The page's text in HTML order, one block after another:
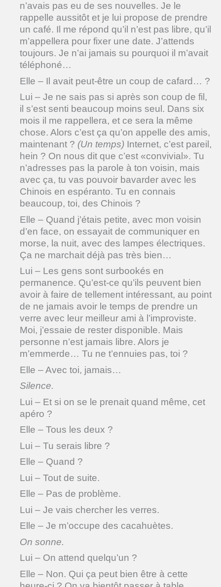
n’avais pas eu de ses nouvelles. Je le
rappelle aussitôt et je lui propose de prendre
un café. Il me répond qu’il n’est pas libre, qu’il
m’appellera pour fixer une date. J’attends
toujours. Je n’ai jamais su pourquoi il m’avait
téléphoné…
Elle – Il avait peut-être un coup de cafard… ?
Lui – Je ne sais pas si après son coup de fil,
il s’est senti beaucoup moins seul. Dans six
mois il me rappellera, et ce sera la même
chose. Alors c’est ça qu’on appelle des amis,
maintenant ? (Un temps) Internet, c’est pareil,
hein ? On nous dit que c’est «convivial». Tu
n’adresses pas la parole à ton voisin, mais
avec ça, tu vas pouvoir bavarder avec les
Chinois en espéranto. Tu en connais
beaucoup, toi, des Chinois ?
Elle – Quand j’étais petite, avec mon voisin
d’en face, on essayait de communiquer en
morse, la nuit, avec des lampes électriques.
Ça ne marchait déjà pas très bien…
Lui – Les gens sont surbookés en
permanence. Qu’est-ce qu’ils peuvent bien
avoir à faire de tellement intéressant, au point
de ne jamais avoir le temps de prendre un
verre avec leur meilleur ami à l’improviste.
Moi, j’essaie de rester disponible. Mais
personne n’est jamais libre. Alors je
m’emmerde… Tu ne t’ennuies pas, toi ?
Elle – Avec toi, jamais…
Silence.
Lui – Et si on se le prenait quand même, cet
apéro ?
Elle – Tous les deux ?
Lui – Tu serais libre ?
Elle – Quand ?
Lui – Tout de suite.
Elle – Pas de problème.
Lui – Je vais chercher les verres.
Elle – Je m’occupe des cacahuètes.
On sonne.
Lui – On attend quelqu’un ?
Elle – Non. Qui ça peut bien être à cette